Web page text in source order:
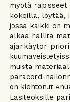
myötä rapisseet
kokeilla, löytää,
jossa kaikki on
alkaa hallita
ajankäytön
muista
paracord-
on kiehtonut
Lasiteoksille